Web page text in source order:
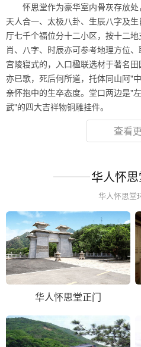
怀思堂作为豪华室内骨灰存放处
天人合一、太极八卦、生辰八字及
厅七千个福位分十二小区，按十二
肖、八字、时辰亦可参考地理方位
宫陵寝式的，入口楹联选材于著名
亦已歌，死后何所道，托体同山阿"
亲怀抱中的生卒态度。堂口两边是"
武"的四大吉祥物铜雕挂件。
查看
华人怀
华人怀思堂
华人怀思堂正门